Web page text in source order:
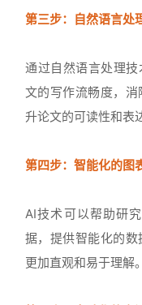
第三步：自然语言处
通过自然语言处理
文的写作流畅度，
升论文的可读性和表
第四步：智能化的图
AI技术可以帮助研
据，提供智能化的
更加直观和易于理解。